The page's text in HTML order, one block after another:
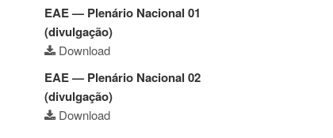
EAE — Plenário Nacional 01
(divulgação)
Download
EAE — Plenário Nacional 02
(divulgação)
Download